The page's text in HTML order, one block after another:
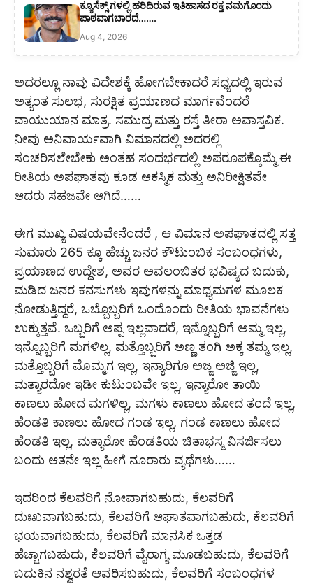
ಕ್ಯೂಸೆಕ್ಸ್ ಗಳಲ್ಲಿ ಹರಿದಿರುವ ಇತಿಹಾಸದ ರಕ್ತ ನಮಗೊಂದು
ಪಾಠವಾಗಬಾರದೆ…….
Aug 4, 2026
ಅದರಲ್ಲೂ ನಾವು ವಿದೇಶಕ್ಕೆ ಹೋಗಬೇಕಾದರೆ ಸಧ್ಯದಲ್ಲಿ ಇರುವ
ಅತ್ಯಂತ ಸುಲಭ, ಸುರಕ್ಷಿತ ಪ್ರಯಾಣದ ಮಾರ್ಗವೆಂದರೆ
ವಾಯುಯಾನ ಮಾತ್ರ. ಸಮುದ್ರ ಮತ್ತು ರಸ್ತೆ ತೀರಾ ಅವಾಸ್ತವಿಕ.
ನೀವು ಅನಿವಾರ್ಯವಾಗಿ ವಿಮಾನದಲ್ಲಿ ಅದರಲ್ಲಿ
ಸಂಚರಿಸಲೇಬೇಕು ಅಂತಹ ಸಂದರ್ಭದಲ್ಲಿ ಅಪರೂಪಕ್ಕೊಮ್ಮೆ ಈ
ರೀತಿಯ ಅಪಘಾತವು ಕೂಡ ಆಕಸ್ಮಿಕ ಮತ್ತು ಅನಿರೀಕ್ಷಿತವೇ
ಆದರು ಸಹಜವೇ ಆಗಿದೆ……
ಈಗ ಮುಖ್ಯ ವಿಷಯವೇನೆಂದರೆ , ಆ ವಿಮಾನ ಅಪಘಾತದಲ್ಲಿ ಸತ್ತ
ಸುಮಾರು 265 ಕ್ಕೂ ಹೆಚ್ಚು ಜನರ ಕೌಟುಂಬಿಕ ಸಂಬಂಧಗಳು,
ಪ್ರಯಾಣದ ಉದ್ದೇಶ, ಅವರ ಅವಲಂಬಿತರ ಭವಿಷ್ಯದ ಬದುಕು,
ಮಡಿದ ಜನರ ಕನಸುಗಳು ಇವುಗಳನ್ನು ಮಾಧ್ಯಮಗಳ ಮೂಲಕ
ನೋಡುತ್ತಿದ್ದರೆ, ಒಬ್ಬೊಬ್ಬರಿಗೆ ಒಂದೊಂದು ರೀತಿಯ ಭಾವನೆಗಳು
ಉಕ್ಕುತ್ತವೆ. ಒಬ್ಬರಿಗೆ ಅಪ್ಪ ಇಲ್ಲವಾದರೆ, ಇನ್ನೊಬ್ಬರಿಗೆ ಅಮ್ಮ ಇಲ್ಲ,
ಇನ್ನೊಬ್ಬರಿಗೆ ಮಗಳಿಲ್ಲ, ಮತ್ತೊಬ್ಬರಿಗೆ ಅಣ್ಣ ತಂಗಿ ಅಕ್ಕ ತಮ್ಮ ಇಲ್ಲ,
ಮತ್ತೊಬ್ಬರಿಗೆ ಮೊಮ್ಮಗ ಇಲ್ಲ, ಇನ್ಯಾರಿಗೂ ಅಜ್ಜ ಅಜ್ಜಿ ಇಲ್ಲ,
ಮತ್ಯಾರದೋ ಇಡೀ ಕುಟುಂಬವೇ ಇಲ್ಲ, ಇನ್ಯಾರೋ ತಾಯಿ
ಕಾಣಲು ಹೋದ ಮಗಳಿಲ್ಲ, ಮಗಳು ಕಾಣಲು ಹೋದ ತಂದೆ ಇಲ್ಲ,
ಹೆಂಡತಿ ಕಾಣಲು ಹೋದ ಗಂಡ ಇಲ್ಲ, ಗಂಡ ಕಾಣಲು ಹೋದ
ಹೆಂಡತಿ ಇಲ್ಲ, ಮತ್ಯಾರೋ ಹೆಂಡತಿಯ ಚಿತಾಭಸ್ಮ ವಿಸರ್ಜಿಸಲು
ಬಂದು ಆತನೇ ಇಲ್ಲ ಹೀಗೆ ನೂರಾರು ವ್ಯಥೆಗಳು……
ಇದರಿಂದ ಕೆಲವರಿಗೆ ನೋವಾಗಬಹುದು, ಕೆಲವರಿಗೆ
ದುಃಖವಾಗಬಹುದು, ಕೆಲವರಿಗೆ ಆಘಾತವಾಗಬಹುದು, ಕೆಲವರಿಗೆ
ಭಯವಾಗಬಹುದು, ಕೆಲವರಿಗೆ ಮಾನಸಿಕ ಒತ್ತಡ
ಹೆಚ್ಚಾಗಬಹುದು, ಕೆಲವರಿಗೆ ವೈರಾಗ್ಯ ಮೂಡಬಹುದು, ಕೆಲವರಿಗೆ
ಬದುಕಿನ ನಶ್ವರತೆ ಆವರಿಸಬಹುದು, ಕೆಲವರಿಗೆ ಸಂಬಂಧಗಳ